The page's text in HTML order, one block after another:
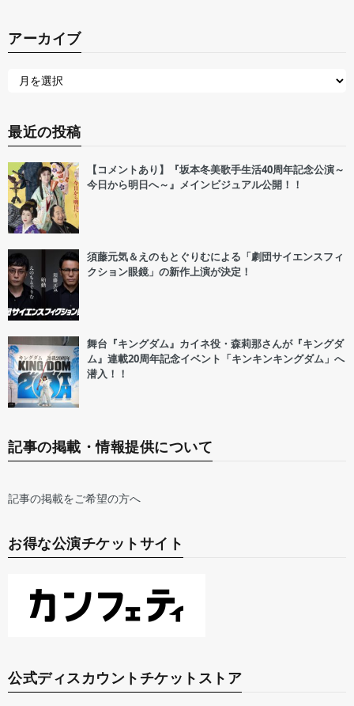
アーカイブ
最近の投稿
【コメントあり】『坂本冬美歌手生活40周年記念公演～
今日から明日へ～』メインビジュアル公開！！
須藤元気＆えのもとぐりむによる「劇団サイエンスフィ
クション眼鏡」の新作上演が決定！
舞台『キングダム』カイネ役・森莉那さんが『キングダ
ム』連載20周年記念イベント「キンキンキングダム」へ
潜入！！
記事の掲載・情報提供について
記事の掲載をご希望の方へ
お得な公演チケットサイト
公式ディスカウントチケットストア